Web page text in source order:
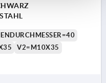
V2=M10X35